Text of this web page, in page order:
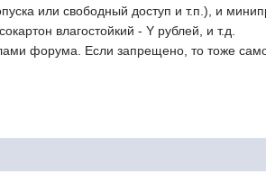
или свободный доступ и т.п.), и
влагостойкий - Y рублей, и т.д.
форума. Если запрещено, то тоже